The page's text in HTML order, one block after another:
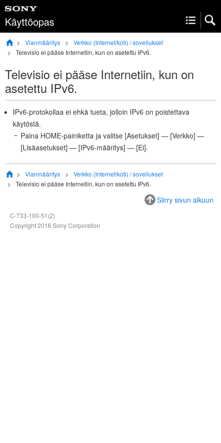
Käyttöopas
Vianmääritys
Verkko (Internet/koti) / sovellukset
Televisio ei pääse Internetiin, kun on asetettu IPv6.
Televisio ei pääse Internetiin, kun on
asetettu IPv6.
IPv6-protokollaa ei ehkä tueta, jolloin IPv6 on poistettava
käytöstä.
Paina HOME-painiketta ja valitse [Asetukset] — [Verkko] —
[Lisäasetukset] — [IPv6-määritys] — [Ei].
Vianmääritys
Verkko (Internet/koti) / sovellukset
Televisio ei pääse Internetiin, kun on asetettu IPv6.
Siirry sivun alkuun
C-733-100-51(2)
Copyright 2016 Sony Corporation